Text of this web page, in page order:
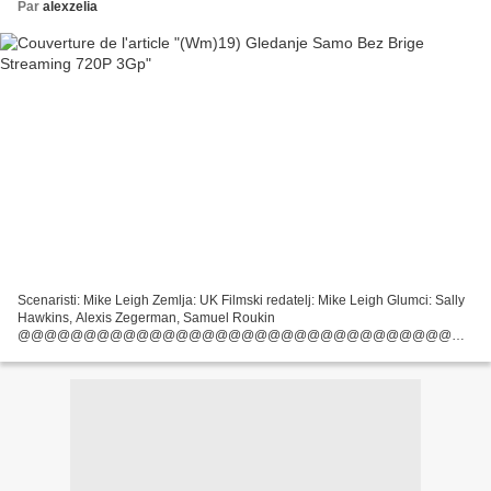
Par alexzelia
Scenaristi: Mike Leigh Zemlja: UK Filmski redatelj: Mike Leigh Glumci: Sally
Hawkins, Alexis Zegerman, Samuel Roukin
@@@@@@@@@@@@@@@@@@@@@@@@@@@@@@@@@
Komedija, drama, romansa, Datum izlaska...